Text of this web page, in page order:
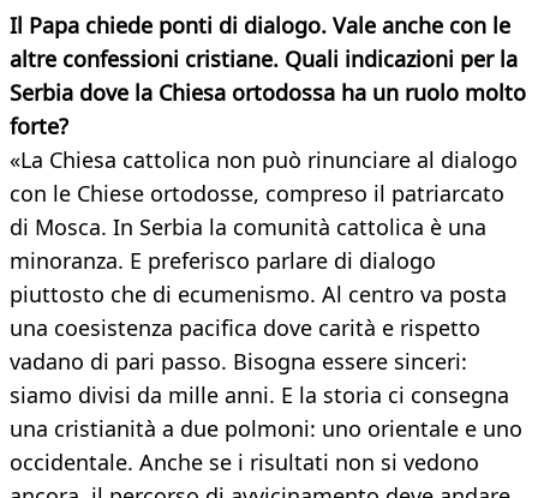
Il Papa chiede ponti di dialogo. Vale anche con le
altre confessioni cristiane. Quali indicazioni per la
Serbia dove la Chiesa ortodossa ha un ruolo molto
forte?
«La Chiesa cattolica non può rinunciare al dialogo
con le Chiese ortodosse, compreso il patriarcato
di Mosca. In Serbia la comunità cattolica è una
minoranza. E preferisco parlare di dialogo
piuttosto che di ecumenismo. Al centro va posta
una coesistenza pacifica dove carità e rispetto
vadano di pari passo. Bisogna essere sinceri:
siamo divisi da mille anni. E la storia ci consegna
una cristianità a due polmoni: uno orientale e uno
occidentale. Anche se i risultati non si vedono